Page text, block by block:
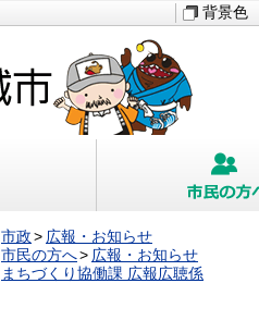
背景色
市政
広報・お知らせ
市民の方へ
広報・お知らせ
まちづくり協働課 広報広聴係